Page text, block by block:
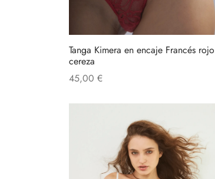
Tanga Kimera en encaje Francés rojo
cereza
45,00 €